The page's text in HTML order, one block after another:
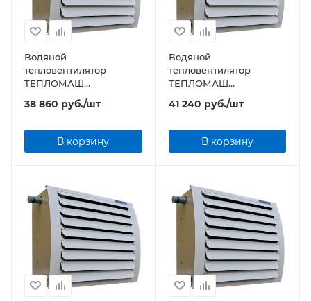
Водяной
тепловентилятор
ТЕПЛОМАШ
КЭВ-30T3W3 серии TW
38 860 руб./шт
В корзину
Водяной
тепловентилятор
ТЕПЛОМАШ
КЭВ-40T3,5W3 серии TW
41 240 руб./шт
В корзину